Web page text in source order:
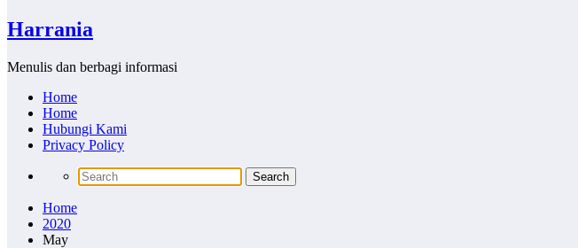
Harrania
Menulis dan berbagi informasi
Home
Home
Hubungi Kami
Privacy Policy
Home
2020
May